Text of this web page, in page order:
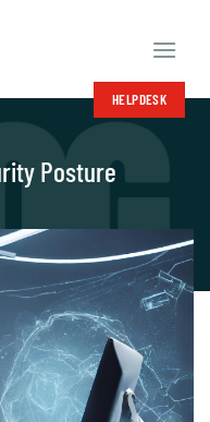
HELPDESK
Posture